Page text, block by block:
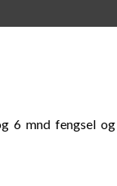
6 mnd fengsel og